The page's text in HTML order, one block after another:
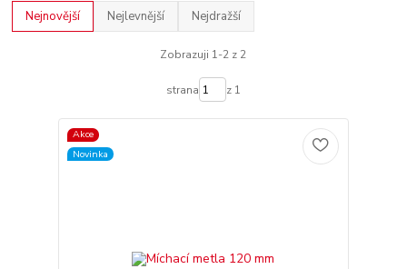
Nejnovější Nejlevnější Nejdražší
Zobrazuji 1-2 z 2
strana z 1
Akce
Novinka